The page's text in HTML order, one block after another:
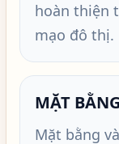
hoàn thiện
mạo đô thị.
MẶT
Mặt bằng